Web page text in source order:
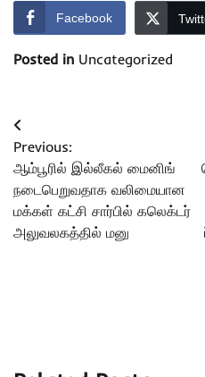
Facebook
Posted in Uncategorized
Post
navigation
Previous:
ஆம்பூரில் இல்லீகல் மைனிங்
நடைபெறுவதாக வலிமையான
மக்கள் கட்சி சார்பில் கலெக்டர்
அலுவலகத்தில் மனு